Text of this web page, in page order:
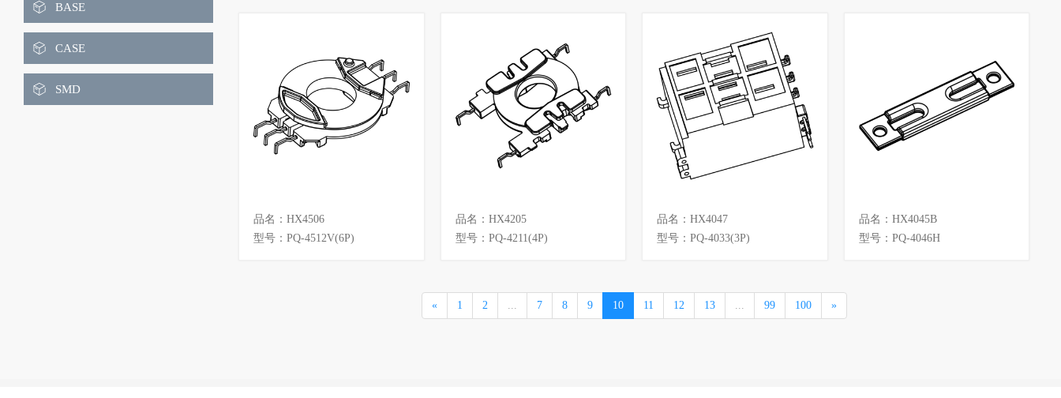
EI
ET
EIW
BASE
CASE
SMD
品名：HX4506
型号：PQ-4512V(6P)
品名：HX4205
型号：PQ-4211(4P)
品名：HX4047
型号：PQ-4033(3P)
品名：HX4045B
型号：PQ-4046H
« 1 2 7 8 9 10 11 12 13 99 100 »